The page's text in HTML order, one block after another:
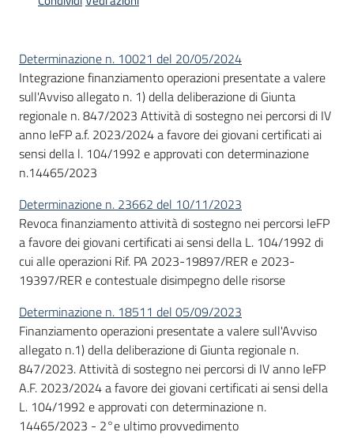
Leggi
Atti
Bandi
Piani
Programmi
Fondo
sociale
europeo
Plus
Seguici
Determinazione n. 10021 del 20/05/2024
Integrazione finanziamento operazioni presentate a valere
sull'Avviso allegato n. 1) della deliberazione di Giunta
regionale n. 847/2023 Attività di sostegno nei percorsi di IV
anno IeFP a.f. 2023/2024 a favore dei giovani certificati ai
sensi della l. 104/1992 e approvati con determinazione
n.14465/2023
Determinazione n. 23662 del 10/11/2023
Revoca finanziamento attività di sostegno nei percorsi IeFP
a favore dei giovani certificati ai sensi della L. 104/1992 di
cui alle operazioni Rif. PA 2023-19897/RER e 2023-
19397/RER e contestuale disimpegno delle risorse
Determinazione n. 18511 del 05/09/2023
Finanziamento operazioni presentate a valere sull'Avviso
allegato n.1) della deliberazione di Giunta regionale n.
847/2023. Attività di sostegno nei percorsi di IV anno IeFP
A.F. 2023/2024 a favore dei giovani certificati ai sensi della
L. 104/1992 e approvati con determinazione n.
14465/2023 - 2°e ultimo provvedimento